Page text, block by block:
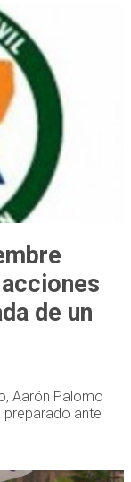
de un
Aarón Palomo
preparado ante